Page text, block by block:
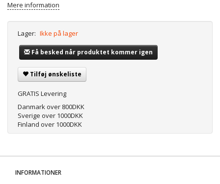
Mere information
Lager: Ikke på lager
Få besked når produktet kommer igen
Tilføj ønskeliste
GRATIS Levering
Danmark over 800DKK
Sverige over 1000DKK
Finland over 1000DKK
INFORMATIONER